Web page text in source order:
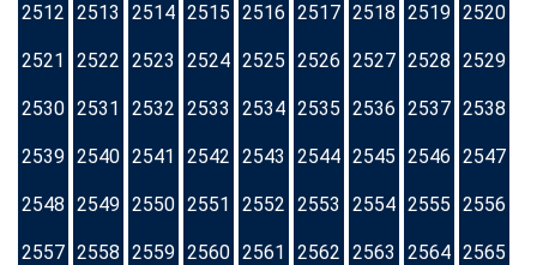
2512 2513 2514 2515 2516 2517 2518 2519 2520
2521 2522 2523 2524 2525 2526 2527 2528 2529
2530 2531 2532 2533 2534 2535 2536 2537 2538
2539 2540 2541 2542 2543 2544 2545 2546 2547
2548 2549 2550 2551 2552 2553 2554 2555 2556
2557 2558 2559 2560 2561 2562 2563 2564 2565